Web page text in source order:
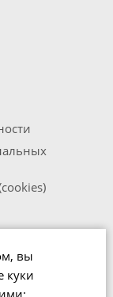
вы
куки